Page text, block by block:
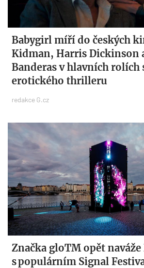
Babygirl míří do českých
Kidman, Harris Dickinson
Banderas v hlavních
erotického thrilleru
redakce G.cz
Značka gloTM opět naváže
s populárním ​Signal